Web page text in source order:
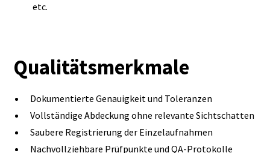
etc.
Qualitätsmerkmale
Dokumentierte Genauigkeit und Toleranzen
Vollständige Abdeckung ohne relevante Sichtschatten
Saubere Registrierung der Einzelaufnahmen
Nachvollziehbare Prüfpunkte und QA-Protokolle